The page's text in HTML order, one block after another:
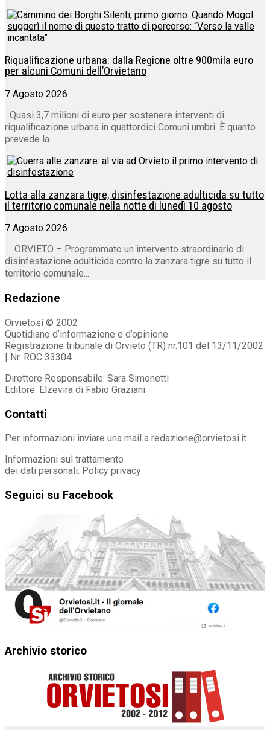
Riqualificazione urbana: dalla Regione oltre 900mila euro
per alcuni Comuni dell’Orvietano
7 Agosto 2026
Quasi 3,7 milioni di euro per sostenere interventi di
riqualificazione urbana in quattordici Comuni umbri. È quanto
prevede la...
Lotta alla zanzara tigre, disinfestazione adulticida su tutto
il territorio comunale nella notte di lunedì 10 agosto
7 Agosto 2026
ORVIETO – Programmato un intervento straordinario di
disinfestazione adulticida contro la zanzara tigre su tutto il
territorio comunale...
Redazione
Orvietosì © 2002
Quotidiano d’informazione e d’opinione
Registrazione tribunale di Orvieto (TR) nr.101 del 13/11/2002
| Nr. ROC 33304
Direttore Responsabile: Sara Simonetti
Editore: Elzevira di Fabio Graziani
Contatti
Per informazioni inviare una mail a redazione@orvietosi.it
Informazioni sul trattamento
dei dati personali: Policy privacy
Seguici su Facebook
Archivio storico